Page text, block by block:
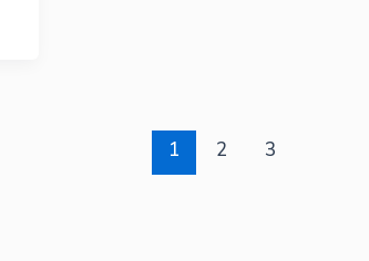
1 2 3